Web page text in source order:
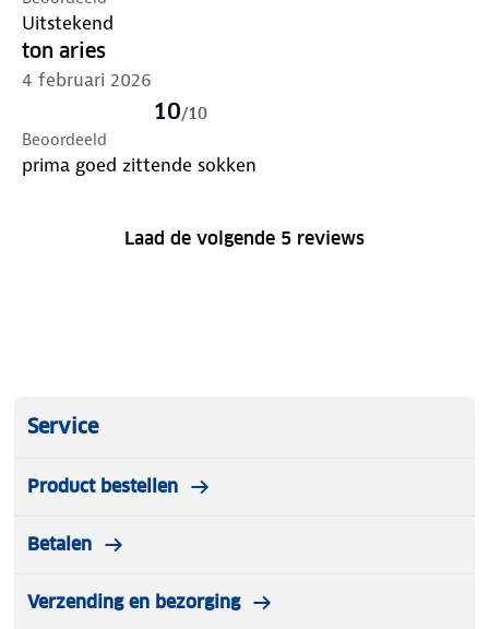
Uitstekend
ton aries
4 februari 2026
10/10
Beoordeeld
prima goed zittende sokken
Laad de volgende 5 reviews
Service
Product bestellen
Betalen
Verzending en bezorging